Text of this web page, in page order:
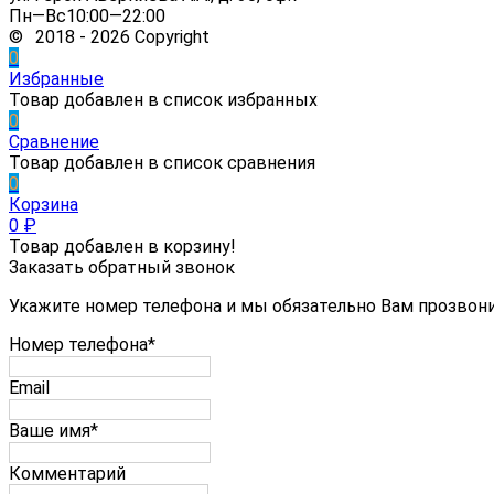
Пн—Вс10:00—22:00
© 2018 - 2026 Copyright
0
Избранные
Товар добавлен в список избранных
0
Сравнение
Товар добавлен в список сравнения
0
Корзина
0 ₽
Товар добавлен в корзину!
Заказать обратный звонок
Укажите номер телефона и мы обязательно Вам
Номер телефона*
Email
Ваше имя*
Комментарий